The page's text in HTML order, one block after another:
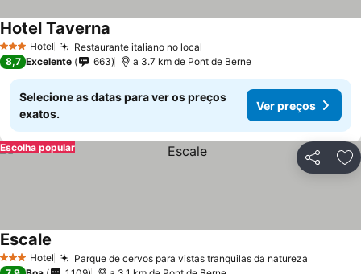
3 EstrelasHotel Restaurante italiano no local
Hotel Taverna
8,7 Excelente 663 a 3.7 km de Pont de Berne
Selecione as datas para ver os preços
exatos.
Ver preços
Partilhar
Escolha popular
3 EstrelasHotel Parque de cervos para vistas tranquilas da natureza
Escale